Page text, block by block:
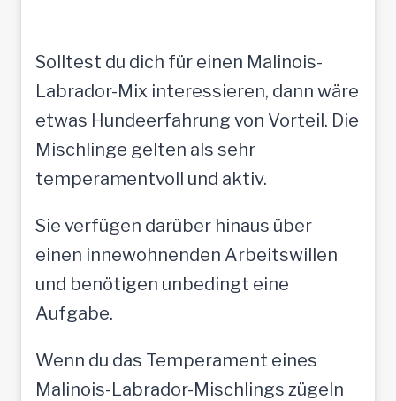
Solltest du dich für einen Malinois-
Labrador-Mix interessieren, dann wäre
etwas Hundeerfahrung von Vorteil. Die
Mischlinge gelten als sehr
temperamentvoll und aktiv.
Sie verfügen darüber hinaus über
einen innewohnenden Arbeitswillen
und benötigen unbedingt eine
Aufgabe.
Wenn du das Temperament eines
Malinois-Labrador-Mischlings zügeln